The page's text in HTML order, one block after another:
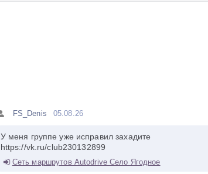
FS_Denis 05.08.26
У меня группе уже исправил захадите
https://vk.ru/club230132899
Сеть маршрутов Autodrive Село Ягодное